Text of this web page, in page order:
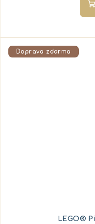
Doprava zdarma
LEGO®